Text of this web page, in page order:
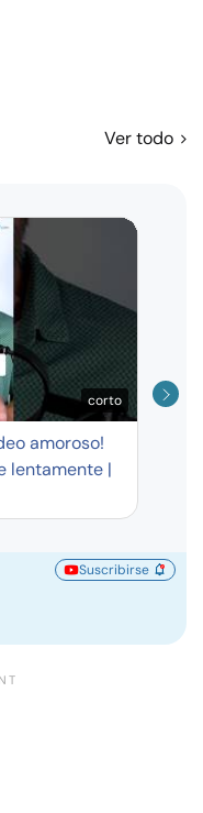
Ver todo
corto
amoroso!
lentamente |
Suscribirse